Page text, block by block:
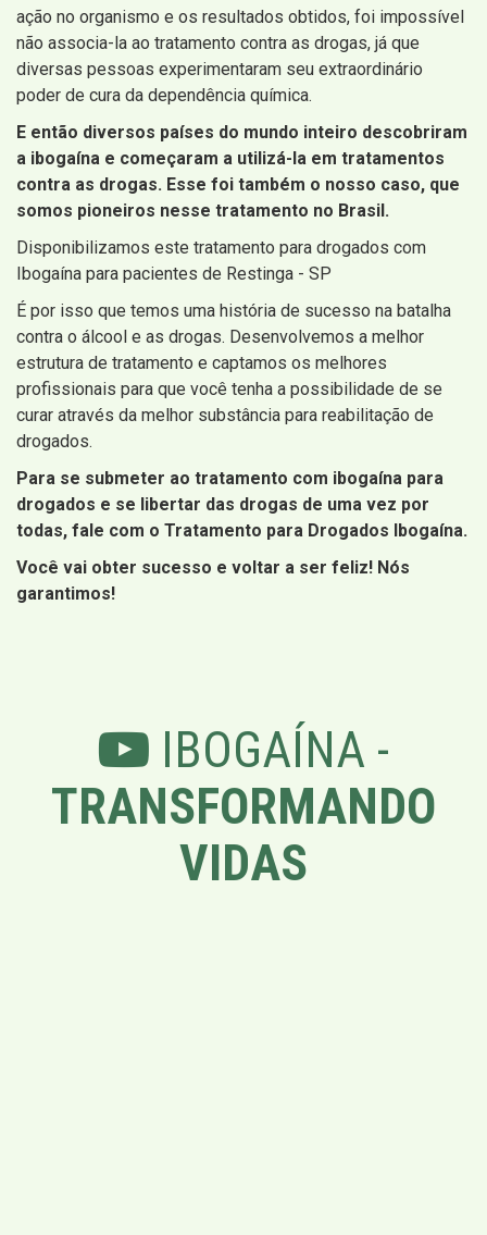
ação no organismo e os resultados obtidos, foi impossível
não associa-la ao tratamento contra as drogas, já que
diversas pessoas experimentaram seu extraordinário
poder de cura da dependência química.
E então diversos países do mundo inteiro descobriram
a ibogaína e começaram a utilizá-la em tratamentos
contra as drogas. Esse foi também o nosso caso, que
somos pioneiros nesse tratamento no Brasil.
Disponibilizamos este tratamento para drogados com
Ibogaína para pacientes de Restinga - SP
É por isso que temos uma história de sucesso na batalha
contra o álcool e as drogas. Desenvolvemos a melhor
estrutura de tratamento e captamos os melhores
profissionais para que você tenha a possibilidade de se
curar através da melhor substância para reabilitação de
drogados.
Para se submeter ao tratamento com ibogaína para
drogados e se libertar das drogas de uma vez por
todas, fale com o Tratamento para Drogados Ibogaína.
Você vai obter sucesso e voltar a ser feliz! Nós
garantimos!
IBOGAÍNA -
TRANSFORMANDO
VIDAS